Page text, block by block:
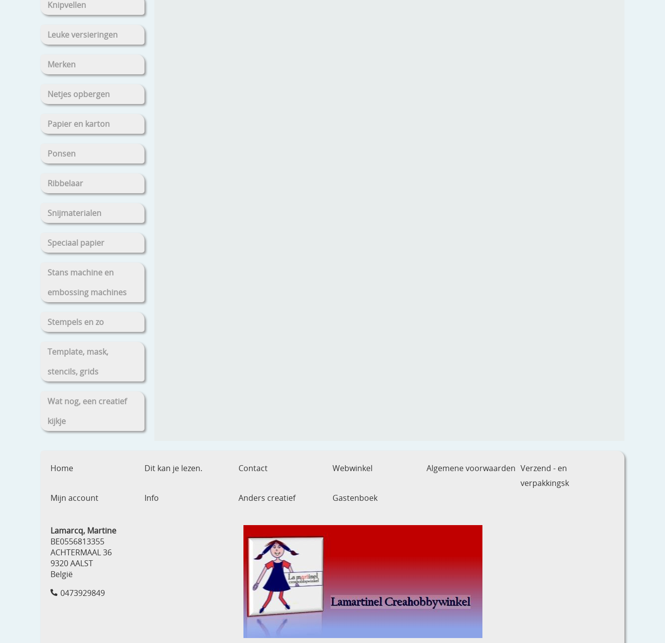
Knipvellen
Leuke versieringen
Merken
Netjes opbergen
Papier en karton
Ponsen
Ribbelaar
Snijmaterialen
Speciaal papier
Stans machine en
embossing machines
Stempels en zo
Template, mask,
stencils, grids
Wat nog, een creatief
kijkje
Home Dit kan je lezen. Contact Webwinkel Algemene voorwaarden Verzend - en
verpakkingsk
Mijn account
Info Anders creatief Gastenboek
Lamarcq, Martine
BE0556813355
ACHTERMAAL 36
9320 AALST
België
0473929849